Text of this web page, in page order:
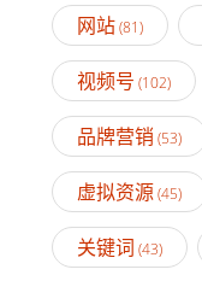
网站(81)
视频号 (102)
品牌营销 (53)
虚拟资源(45)
关键词 (43)